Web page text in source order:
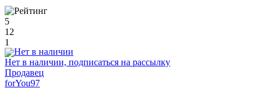
5
12
1
Нет в наличии, подписаться на рассылку
Продавец
forYou97